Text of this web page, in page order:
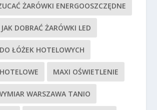
ŻARÓWKI ENERGOOSZCZĘDNE
JAK DOBRAĆ ŻARÓWKI LED
ŁÓŻEK HOTELOWYCH
MAXI OŚWIETLENIE
WARSZAWA TANIO